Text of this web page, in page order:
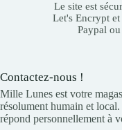
Le site est
Let's Encrypt et
Paypal
Contactez-nous !
Mille Lunes est votre
résolument humain et
répond personnellement à